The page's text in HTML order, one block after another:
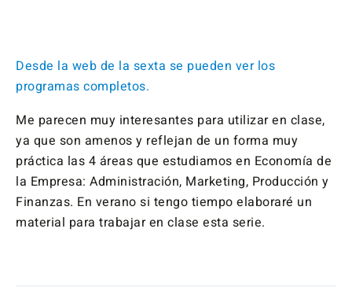
Desde la web de la sexta se pueden ver los
programas completos.
Me parecen muy interesantes para utilizar en clase,
ya que son amenos y reflejan de un forma muy
práctica las 4 áreas que estudiamos en Economía de
la Empresa: Administración, Marketing, Producción y
Finanzas. En verano si tengo tiempo elaboraré un
material para trabajar en clase esta serie.